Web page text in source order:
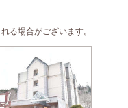
る場合がございます。